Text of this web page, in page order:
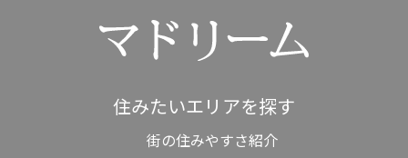
住みたいエリアを探す
街の住みやすさ紹介